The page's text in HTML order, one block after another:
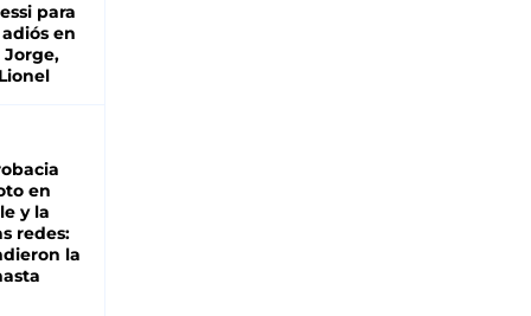
para
en
Jorge,
en
y la
redes:
la